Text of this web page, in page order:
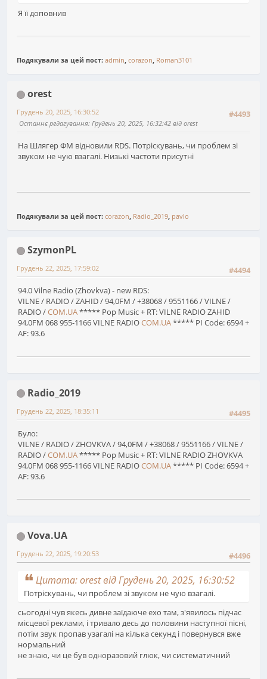
Я її доповнив
Подякували за цей пост: admin, corazon, Roman3101
orest
#4493
Грудень 20, 2025, 16:30:52
Останнє редагування: Грудень 20, 2025, 16:32:42 від orest
На Шлягер ФМ відновили RDS. Потріскувань, чи проблем зі
звуком не чую взагалі. Низькі частоти присутні
Подякували за цей пост: corazon, Radio_2019, pavlo
SzymonPL
#4494
Грудень 22, 2025, 17:59:02
94.0 Vilne Radio (Zhovkva) - new RDS:
VILNE / RADIO / ZAHID / 94,0FM / +38068 / 9551166 / VILNE /
RADIO /COM.UA***** Pop Music + RT: VILNE RADIO ZAHID
94,0FM 068 955-1166 VILNE RADIOCOM.UA***** PI Code: 6594 +
AF: 93.6
Radio_2019
#4495
Грудень 22, 2025, 18:35:11
Було:
VILNE / RADIO / ZHOVKVA / 94,0FM / +38068 / 9551166 / VILNE /
RADIO /COM.UA***** Pop Music + RT: VILNE RADIO ZHOVKVA
94,0FM 068 955-1166 VILNE RADIOCOM.UA***** PI Code: 6594 +
AF: 93.6
Vova.UA
#4496
Грудень 22, 2025, 19:20:53
Цитата: orest від Грудень 20, 2025, 16:30:52
Потріскувань, чи проблем зі звуком не чую взагалі.
сьогодні чув якесь дивне заїдаюче ехо там, з'явилось підчас
місцевої реклами, і тривало десь до половини наступної пісні,
потім звук пропав узагалі на кілька секунд і повернувся вже
нормальний
не знаю, чи це був одноразовий глюк, чи систематичний